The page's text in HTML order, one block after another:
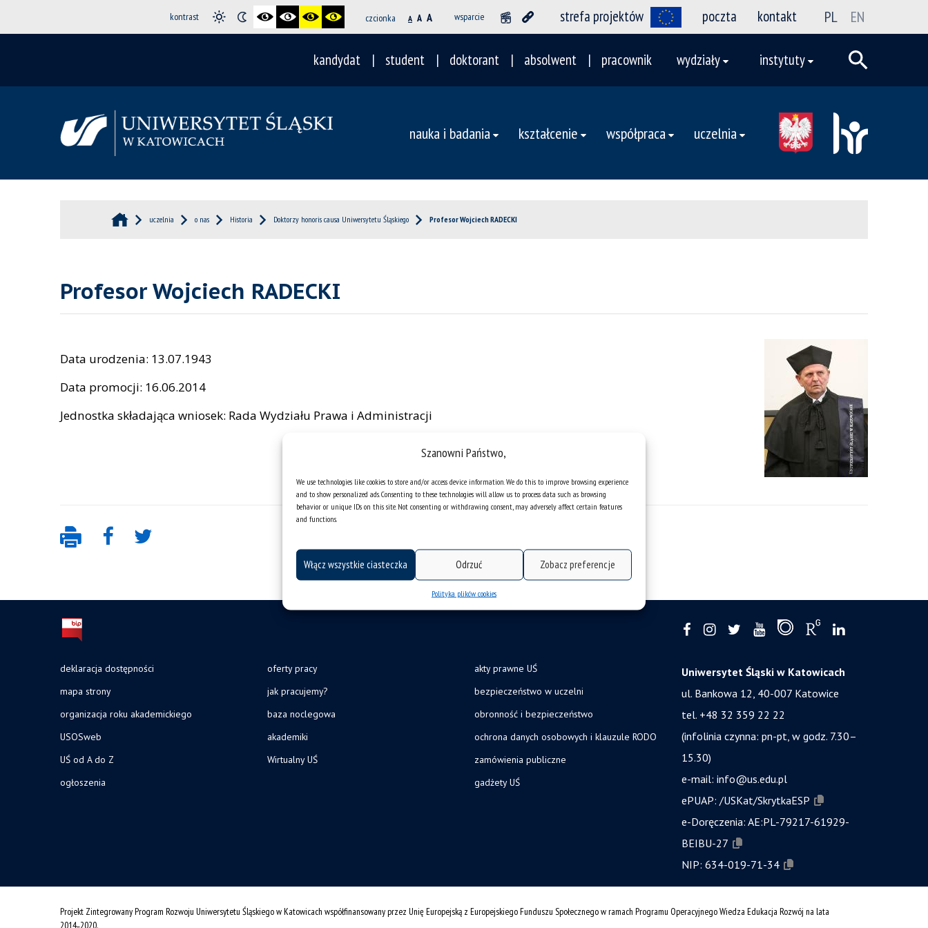
Szanowni Państwo,
We use technologies like cookies to store and/or access device information. We do this to improve browsing experience
and to show personalized ads. Consenting to these technologies will allow us to process data such as browsing
behavior or unique IDs on this site. Not consenting or withdrawing consent, may adversely affect certain features
and functions.
Włącz wszystkie ciasteczka Odrzuć Zobacz preferencje
Polityka plików cookies
kontrast czcionka A A A wsparcie strefa projektów poczta kontakt PL EN
kandydat student doktorant absolwent pracownik wydziały instytuty
nauka i badania kształcenie współpraca uczelnia
uczelnia o nas Historia Doktorzy honoris causa Uniwersytetu Śląskiego Profesor Wojciech RADECKI
Profesor Wojciech RADECKI
Data urodzenia: 13.07.1943
Data promocji: 16.06.2014
Jednostka składająca wniosek: Rada Wydziału Prawa i Administracji
deklaracja dostępności
mapa strony
organizacja roku akademickiego
USOSweb
UŚ od A do Z
ogłoszenia
oferty pracy
jak pracujemy?
baza noclegowa
akademiki
Wirtualny UŚ
akty prawne UŚ
bezpieczeństwo w uczelni
obronność i bezpieczeństwo
ochrona danych osobowych i klauzule RODO
zamówienia publiczne
gadżety UŚ
Uniwersytet Śląski w Katowicach
ul. Bankowa 12, 40-007 Katowice
tel. +48 32 359 22 22
(infolinia czynna: pn-pt, w godz. 7.30–
15.30)
e-mail: info@us.edu.pl
ePUAP: /USKat/SkrytkaESP
e-Doręczenia: AE:PL-79217-61929-
BEIBU-27
NIP: 634-019-71-34
Projekt Zintegrowany Program Rozwoju Uniwersytetu Śląskiego w Katowicach współfinansowany przez Unię Europejską z Europejskiego Funduszu Społecznego w ramach Programu Operacyjnego Wiedza Edukacja Rozwój na lata
2014˗2020.